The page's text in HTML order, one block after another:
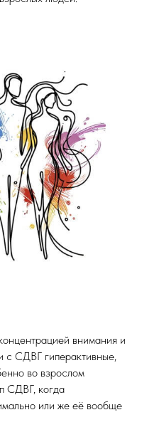
внимания и
с СДВГ гиперактивные,
во взрослом
СДВГ, когда
или же её вообще